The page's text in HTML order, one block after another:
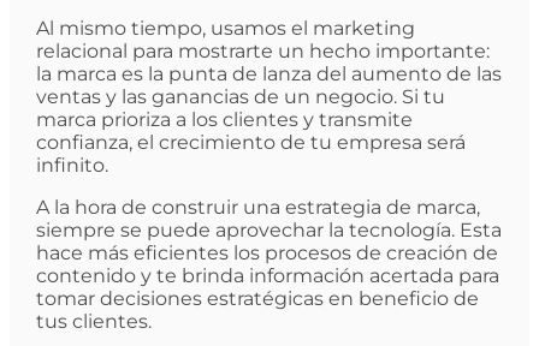
Al mismo tiempo, usamos el marketing
relacional para mostrarte un hecho importante:
la marca es la punta de lanza del aumento de las
ventas y las ganancias de un negocio. Si tu
marca prioriza a los clientes y transmite
confianza, el crecimiento de tu empresa será
infinito.
A la hora de construir una estrategia de marca,
siempre se puede aprovechar la tecnología. Esta
hace más eficientes los procesos de creación de
contenido y te brinda información acertada para
tomar decisiones estratégicas en beneficio de
tus clientes.